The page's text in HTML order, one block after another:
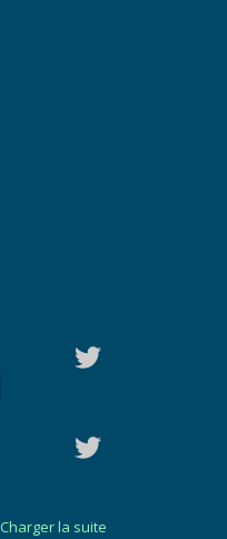
Charger la suite